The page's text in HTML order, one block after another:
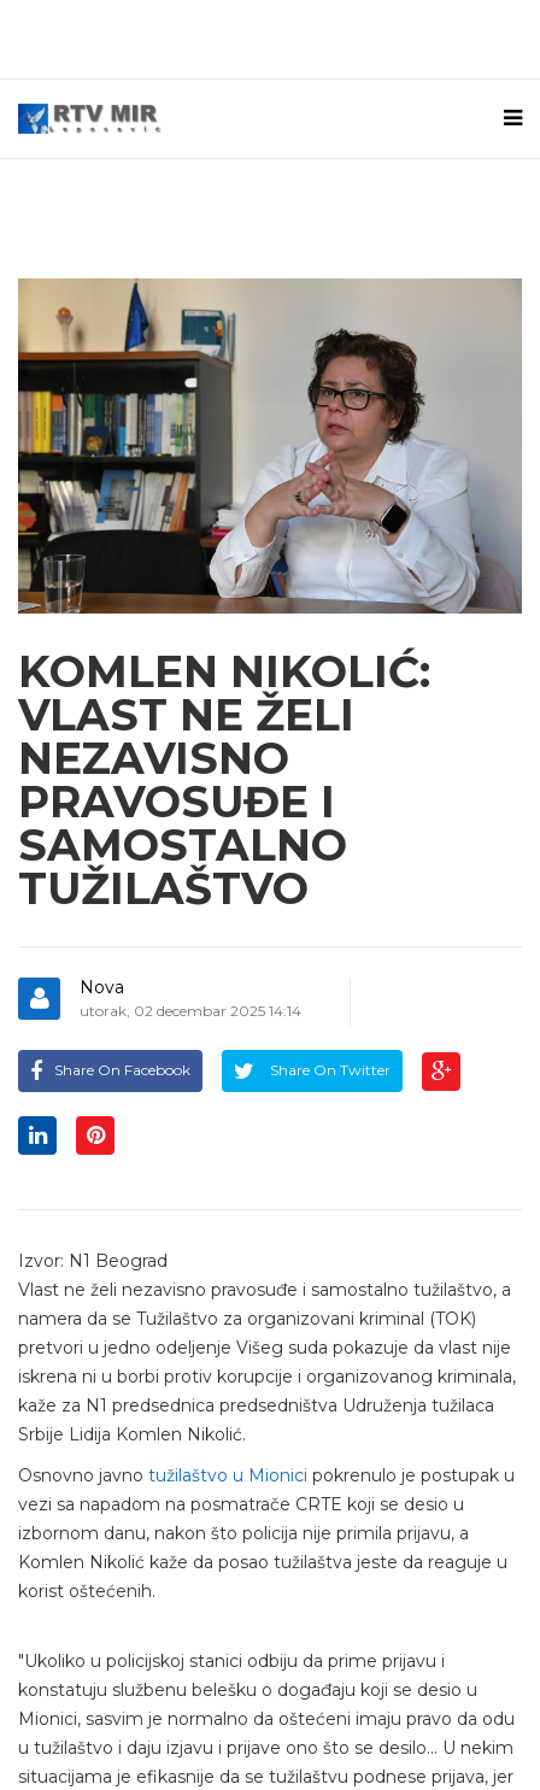
KOMLEN NIKOLIĆ:
VLAST NE ŽELI
NEZAVISNO
PRAVOSUĐE I
SAMOSTALNO
TUŽILAŠTVO
Nova
utorak, 02 decembar 2025 14:14
Share On Facebook Share On Twitter
Izvor: N1 Beograd
Vlast ne želi nezavisno pravosuđe i samostalno tužilaštvo, a
namera da se Tužilaštvo za organizovani kriminal (TOK)
pretvori u jedno odeljenje Višeg suda pokazuje da vlast nije
iskrena ni u borbi protiv korupcije i organizovanog kriminala,
kaže za N1 predsednica predsedništva Udruženja tužilaca
Srbije Lidija Komlen Nikolić.
Osnovno javno tužilaštvo u Mionici pokrenulo je postupak u
vezi sa napadom na posmatrače CRTE koji se desio u
izbornom danu, nakon što policija nije primila prijavu, a
Komlen Nikolić kaže da posao tužilaštva jeste da reaguje u
korist oštećenih.
"Ukoliko u policijskoj stanici odbiju da prime prijavu i
konstatuju službenu belešku o događaju koji se desio u
Mionici, sasvim je normalno da oštećeni imaju pravo da odu
u tužilaštvo i daju izjavu i prijave ono što se desilo... U nekim
situacijama je efikasnije da se tužilaštvu podnese prijava, jer